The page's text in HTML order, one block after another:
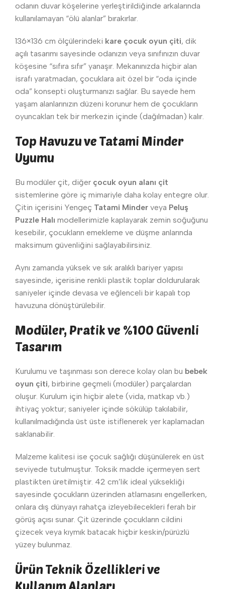
odanın duvar köşelerine yerleştirildiğinde arkalarında
kullanılamayan “ölü alanlar” bırakırlar.
136×136 cm ölçülerindeki kare çocuk oyun çiti, dik
açılı tasarımı sayesinde odanızın veya sınıfınızın duvar
köşesine “sıfıra sıfır” yanaşır. Mekanınızda hiçbir alan
israfı yaratmadan, çocuklara ait özel bir “oda içinde
oda” konsepti oluşturmanızı sağlar. Bu sayede hem
yaşam alanlarınızın düzeni korunur hem de çocukların
oyuncakları tek bir merkezin içinde (dağılmadan) kalır.
Top Havuzu ve Tatami Minder
Uyumu
Bu modüler çit, diğer çocuk oyun alanı çit
sistemlerine göre iç mimariyle daha kolay entegre olur.
Çitin içerisini Yengeç Tatami Minder veya Peluş
Puzzle Halı modellerimizle kaplayarak zemin soğuğunu
kesebilir, çocukların emekleme ve düşme anlarında
maksimum güvenliğini sağlayabilirsiniz.
Aynı zamanda yüksek ve sık aralıklı bariyer yapısı
sayesinde, içerisine renkli plastik toplar doldurularak
saniyeler içinde devasa ve eğlenceli bir kapalı top
havuzuna dönüştürülebilir.
Modüler, Pratik ve %100 Güvenli
Tasarım
Kurulumu ve taşınması son derece kolay olan bu bebek
oyun çiti, birbirine geçmeli (modüler) parçalardan
oluşur. Kurulum için hiçbir alete (vida, matkap vb.)
ihtiyaç yoktur; saniyeler içinde sökülüp takılabilir,
kullanılmadığında üst üste istiflenerek yer kaplamadan
saklanabilir.
Malzeme kalitesi ise çocuk sağlığı düşünülerek en üst
seviyede tutulmuştur. Toksik madde içermeyen sert
plastikten üretilmiştir. 42 cm’lik ideal yüksekliği
sayesinde çocukların üzerinden atlamasını engellerken,
onlara dış dünyayı rahatça izleyebilecekleri ferah bir
görüş açısı sunar. Çit üzerinde çocukların cildini
çizecek veya kıymık batacak hiçbir keskin/pürüzlü
yüzey bulunmaz.
Ürün Teknik Özellikleri ve
Kullanım Alanları